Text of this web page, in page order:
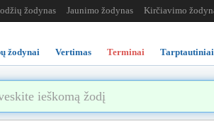
žodynas Jaunimo žodynas Kirčiavimo
žodynai Vertimas Terminai